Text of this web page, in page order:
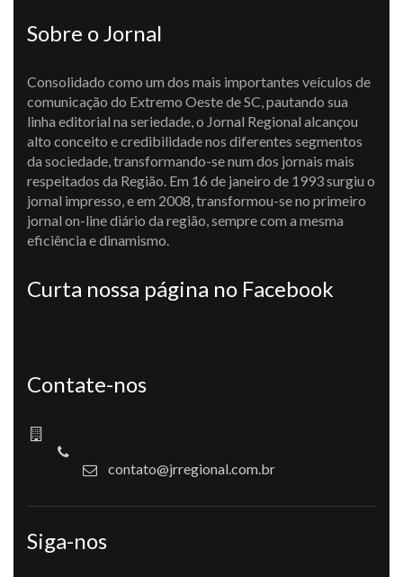
Sobre o Jornal
Consolidado como um dos mais importantes veículos de
comunicação do Extremo Oeste de SC, pautando sua
linha editorial na seriedade, o Jornal Regional alcançou
alto conceito e credibilidade nos diferentes segmentos
da sociedade, transformando-se num dos jornais mais
respeitados da Região. Em 16 de janeiro de 1993 surgiu o
jornal impresso, e em 2008, transformou-se no primeiro
jornal on-line diário da região, sempre com a mesma
eficiência e dinamismo.
Curta nossa página no Facebook
Contate-nos
contato@jrregional.com.br
Siga-nos